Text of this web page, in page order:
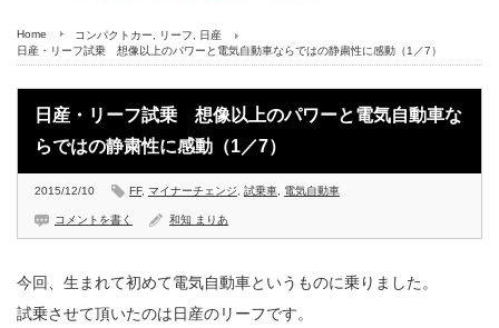
Home コンパクトカー リーフ
日産
日産・リーフ試乗 想像以上のパワーと電気自動車ならではの静粛性に感動（1／7）
日産・リーフ試乗 想像以上のパワーと電気自動車な
らではの静粛性に感動（1／7）
2015/12/10 FF, マイナーチェンジ 試乗車 電気自動車
コメントを書く 和知 まりあ
今回、生まれて初めて電気自動車というものに乗りました。
試乗させて頂いたのは日産のリーフです。